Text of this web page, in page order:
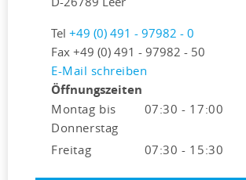
Tel +49 (0) 491 - 97982 - 0
Fax +49 (0) 491 - 97982 - 50
E-Mail schreiben
Öffnungszeiten
Montag bis
Donnerstag
07:30 - 17:00
Freitag 07:30 - 15:30